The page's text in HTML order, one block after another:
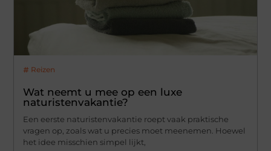
Reizen
Wat neemt u mee op een luxe
naturistenvakantie?
Een eerste naturistenvakantie roept vaak praktische
vragen op, zoals wat u precies moet meenemen. Hoewel
het idee misschien simpel lijkt,